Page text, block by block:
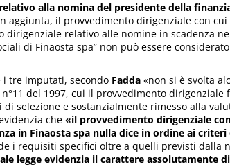
alla nomina del presidente della
aggiunta, il provvedimento dirigenziale con cui
dirigenziale relativo alle nomine in scadenza
di Finaosta spa” non può essere
i tre imputati, secondo Fadda «non si è svolta
del 1997, cui il provvedimento dirigenziale
selezione e sostanzialmente rimesso alla
che «il provvedimento dirigenziale
in Finaosta spa nulla dice in ordine ai criteri
i requisiti specifici oltre a quelli previsti dalla
legge evidenzia il carattere assolutamente